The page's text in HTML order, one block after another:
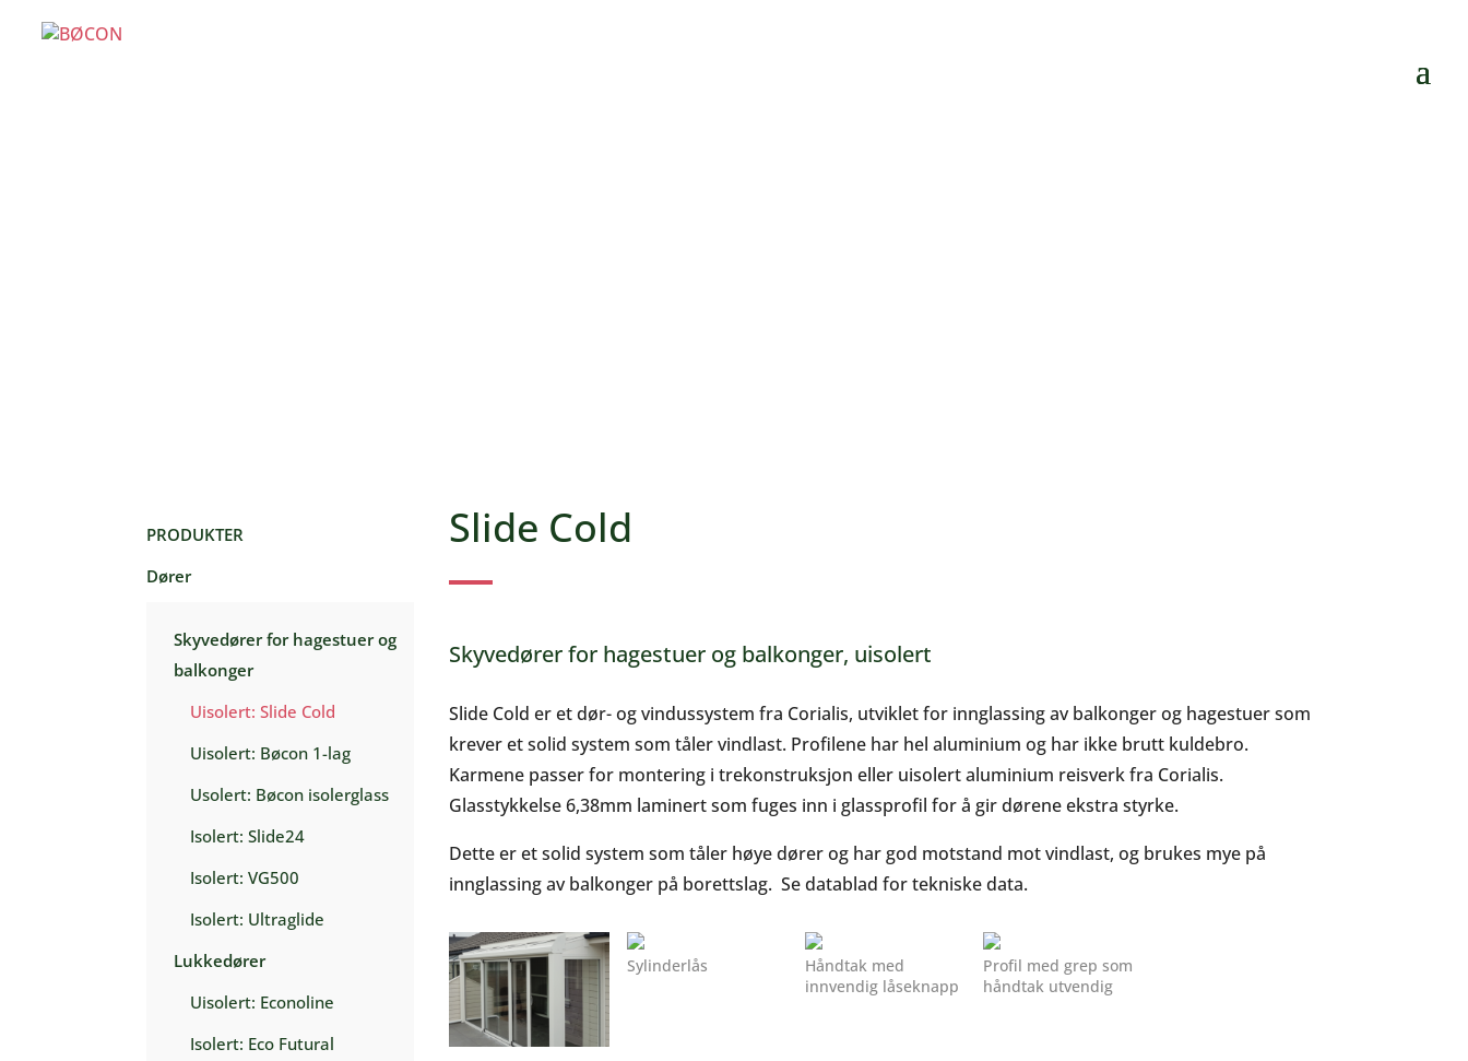
PRODUKTER
Dører
Skyvedører for hagestuer og
balkonger
Uisolert: Slide Cold
Uisolert: Bøcon 1-lag
Usolert: Bøcon isolerglass
Isolert: Slide24
Isolert: VG500
Isolert: Ultraglide
Lukkedører
Uisolert: Econoline
Isolert: Eco Futural
Slide Cold
Skyvedører for hagestuer og balkonger, uisolert
Slide Cold er et dør- og vindussystem fra Corialis, utviklet for innglassing av balkonger og hagestuer som
krever et solid system som tåler vindlast. Profilene har hel aluminium og har ikke brutt kuldebro.
Karmene passer for montering i trekonstruksjon eller uisolert aluminium reisverk fra Corialis.
Glasstykkelse 6,38mm laminert som fuges inn i glassprofil for å gir dørene ekstra styrke.
Dette er et solid system som tåler høye dører og har god motstand mot vindlast, og brukes mye på
innglassing av balkonger på borettslag. Se datablad for tekniske data.
Sylinderlås
Håndtak med
innvendig låseknapp
Profil med grep som
håndtak utvendig